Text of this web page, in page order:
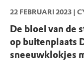
22 FEBRUARI 2023 |
De bloei van de
op buitenplaats
sneeuwklokjes